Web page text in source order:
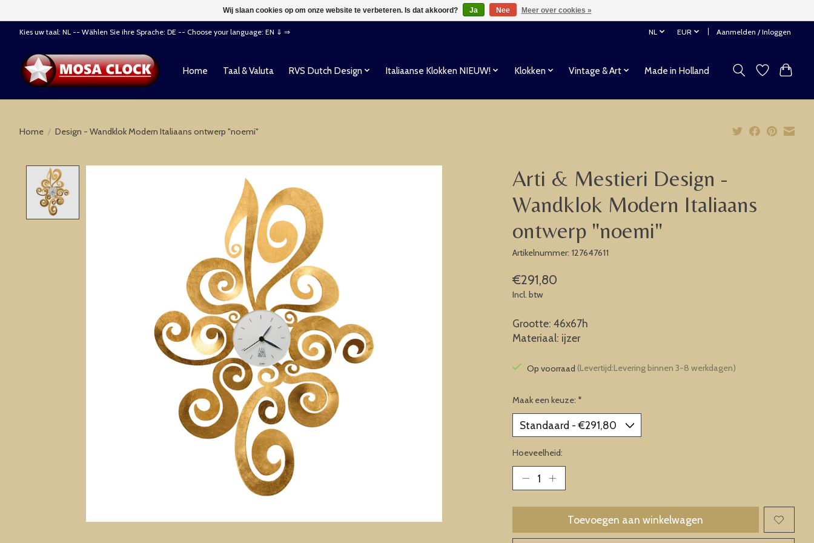
Kies uw taal: NL -- Wählen Sie ihre Sprache: DE -- Choose your language: EN ⇓ ⇒ NL EUR Aanmelden / Inloggen
Home Taal & Valuta RVS Dutch Design Italiaanse Klokken NIEUW! Klokken Vintage & Art Made in Holland
Home / Design - Wandklok Modern Italiaans ontwerp "noemi"
Arti & Mestieri Design -
Wandklok Modern Italiaans
ontwerp "noemi"
Artikelnummer: 127647611
€291,80
Incl. btw
Grootte: 46x67h
Materiaal: ijzer
Op voorraad (Levertijd:Levering binnen 3-8 werkdagen)
Maak een keuze: *
Hoeveelheid:
Toevoegen aan winkelwagen
Wij slaan cookies op om onze website te verbeteren. Is dat akkoord? Ja Nee Meer over cookies »